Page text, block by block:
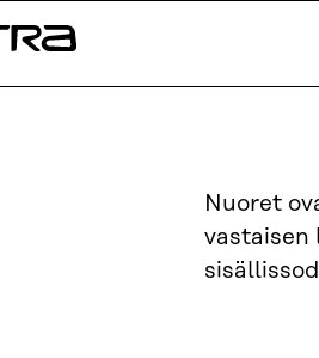
Sitra
Nuoret
vastaisen